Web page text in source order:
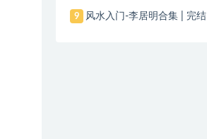
9 风水入门-李居明合集 | 完结